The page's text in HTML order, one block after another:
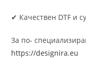
✔ Качествен DTF и
За по-
https://designira.eu